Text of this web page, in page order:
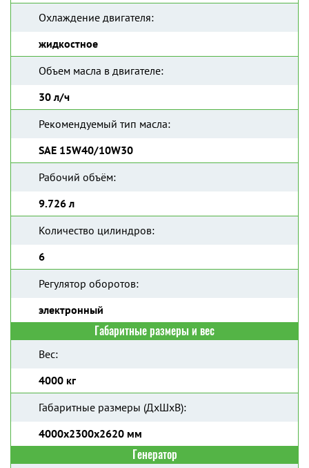
Охлаждение двигателя:
жидкостное
Объем масла в двигателе:
30 л/ч
Рекомендуемый тип масла:
SAE 15W40/10W30
Рабочий объём:
9.726 л
Количество цилиндров:
6
Регулятор оборотов:
электронный
Габаритные размеры и вес
Вес:
4000 кг
Габаритные размеры (ДхШхВ):
4000х2300х2620 мм
Генератор